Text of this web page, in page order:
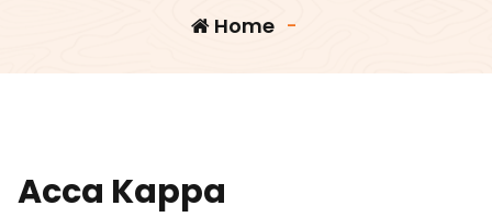
Home -
Acca Kappa